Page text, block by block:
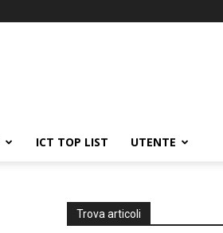
ICT TOP LIST UTENTE
Trova articoli